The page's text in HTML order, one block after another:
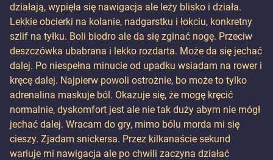
działają, wypięła się nawigacja ale leży blisko i działa.
Lekkie obcierki na kolanie, nadgarstku i łokciu, konkretny
szlif na tyłku. Boli biodro ale da się zginać nogę. Przeciw
deszczówka ubabrana i lekko rozdarta. Może da się jechać
dalej. Po niespełna minucie od upadku wsiadam na rower i
kręcę dalej. Najpierw powoli ostrożnie, bo może to tylko
adrenalina maskuje ból. Okazuje się, że mogę kręcić
normalnie, dyskomfort jest ale nie tak duży abym nie mógł
jechać dalej. Wracam do gry, mimo bólu morda mi się
cieszy. Zjadam snickersa. Przez kilkanaście sekund
wariuje mi nawigacja ale po chwili zaczyna działać